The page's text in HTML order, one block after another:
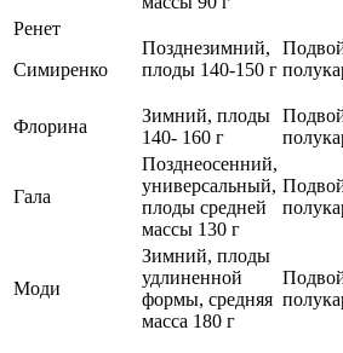
Ренет
Симиренко
Позднезимний,
плоды 140-150 г
Флорина
Зимний, плоды
140- 160 г
Гала
Позднеосенний,
универсальный,
плоды средней
массы 130 г
Моди
Зимний, плоды
удлиненной
формы, средняя
масса 180 г